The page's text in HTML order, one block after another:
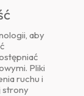
aby
Pliki
ruchu i
strony